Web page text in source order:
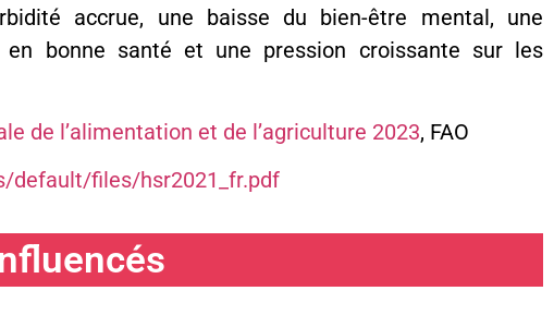
accrue, une baisse du bien-être mental, une
en bonne santé et une pression croissante sur les
de l’alimentation et de l’agriculture 2023, FAO
default/files/hsr2021_fr.pdf